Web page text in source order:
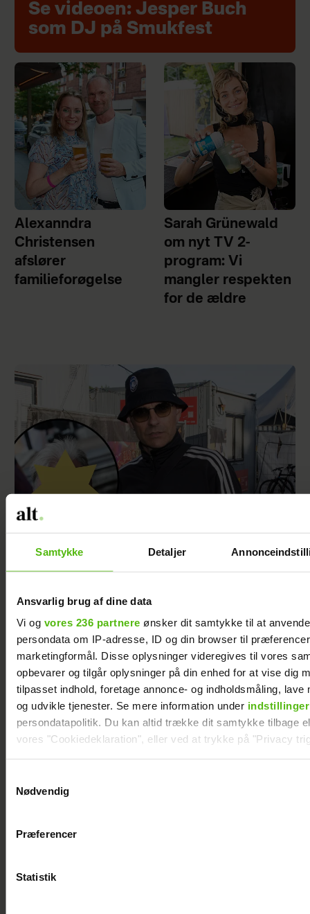
Samtykke Detaljer
Ansvarlig brug af dine data
Vi og vores 236 partnere ønsker dit samtykke til at
persondata om IP-adresse, ID og din browser til
marketingformål. Disse oplysninger videregives til vores
opbevarer og tilgår oplysninger på din enhed for at vise dig
tilpasset indhold, foretage annonce- og indholdsmåling, lave
og udvikle tjenester. Se mere information under indstillinger
persondatapolitik. Du kan altid trække dit samtykke tilbage
vores "Cookiedeklaration", eller ved at trykke på "Privacy
Vi anvender egne cookies og cookies fra tredjeparter til at
generere statistik og huske dine præferencer samt til brug
Nødvendig
Præferencer
Statistik
Se videoen: Jesper Buch
som DJ på Smukfest
Alexanndra
Christensen
afslører
familieforøgelse
Sarah Grünewald
om nyt TV 2-
program: Vi
mangler respekten
for de ældre